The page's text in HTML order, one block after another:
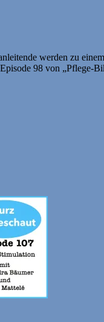
werden zu
98 von „Pflege-